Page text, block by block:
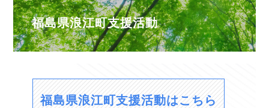
福島県浪江町支援活動
福島県浪江町支援活動はこちら